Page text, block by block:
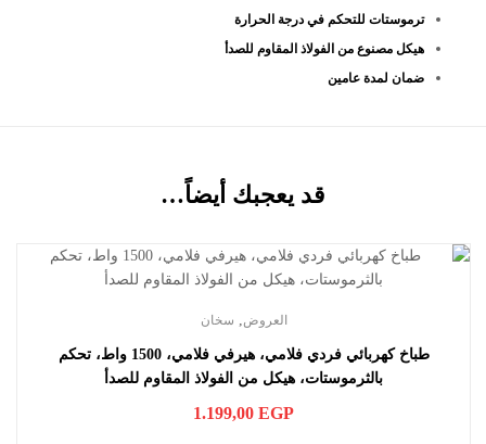
ترموستات للتحكم في درجة الحرارة
هيكل مصنوع من الفولاذ المقاوم للصدأ
ضمان لمدة عامين
قد يعجبك أيضاً…
العروض, سخان
طباخ كهربائي فردي فلامي، هيرفي فلامي، 1500 واط، تحكم
بالثرموستات، هيكل من الفولاذ المقاوم للصدأ
1.199,00 EGP